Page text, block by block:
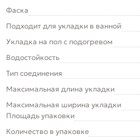
Фаска
Подходит для укладки в ванной
Укладка на пол c подогревом
Водостойкость
Тип соединения
Максимальная длина укладки
Максимальная ширина укладки
Площадь упаковки
Количество в упаковке